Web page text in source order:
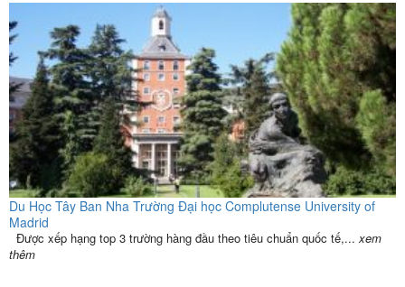
Du Học Tây Ban Nha Trường Đại học Complutense University of
Madrid
Được xếp hạng top 3 trường hàng đầu theo tiêu chuẩn quốc tế,... xem
thêm